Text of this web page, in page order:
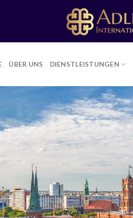
ÜBER UNS DIENSTLEISTUNGEN